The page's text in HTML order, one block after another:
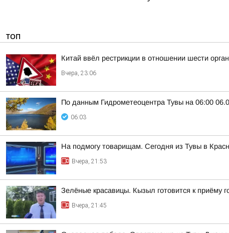
ТОП
Китай ввёл рестрикции в отношении шести
Вчера, 23:06
По данным Гидрометеоцентра Тувы на 06:00
06:03
На подмогу товарищам. Сегодня из Тувы в
Вчера, 21:53
Зелёные красавицы. Кызыл готовится к приёму
Вчера, 21:45